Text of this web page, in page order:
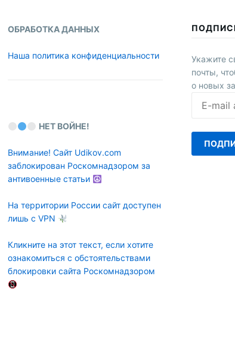
ОБРАБОТКА ДАННЫХ
Наша политика конфиденциальности
НЕТ ВОЙНЕ!
Внимание! Сайт Udikov.com
заблокирован Роскомнадзором за
антивоенные статьи
На территории России сайт доступен
лишь с VPN
Кликните на этот текст, если хотите
ознакомиться с обстоятельствами
блокировки сайта Роскомнадзором
Укажите
почты,
о новых
mail